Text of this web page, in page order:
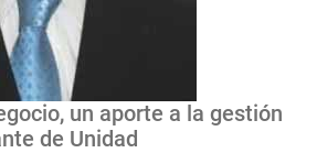
un aporte a la gestión
de Unidad